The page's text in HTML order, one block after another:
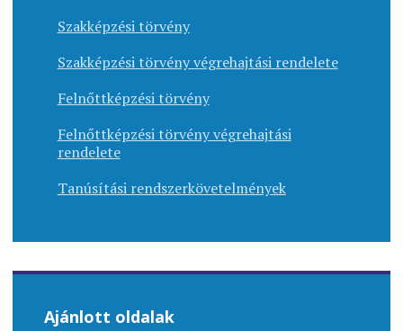
Szakképzési törvény
Szakképzési törvény végrehajtási rendelete
Felnőttképzési törvény
Felnőttképzési törvény végrehajtási
rendelete
Tanúsítási rendszerkövetelmények
Ajánlott oldalak